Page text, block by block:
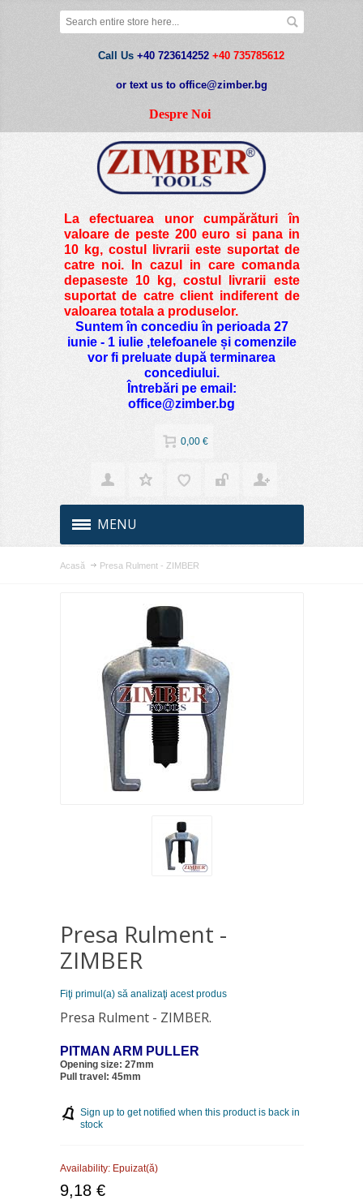
Call Us +40 723614252 +40 735785612
or text us to office@zimber.bg
Despre Noi
La efectuarea unor cumpărături în
valoare de peste200 euro si pana in
10 kg, costul livrarii este suportat de
catre noi. In cazul in care comanda
depaseste 10 kg, costul livrarii este
suportat de catre client indiferent de
valoarea totala a produselor.
Suntem în concediu în perioada 27
iunie - 1 iulie ,telefoanele și comenzile
vor fi preluate după terminarea
concediului.
Întrebări pe email:
office@zimber.bg
0,00 €
MENU
Acasă Presa Rulment - ZIMBER
Presa Rulment -
ZIMBER
Fiţi primul(a) să analizaţi acest produs
Presa Rulment - ZIMBER.
PITMAN ARM PULLER
Opening size: 27mm
Pull travel: 45mm
Sign up to get notified when this product is back in
stock
Availability: Epuizat(ă)
9,18 €